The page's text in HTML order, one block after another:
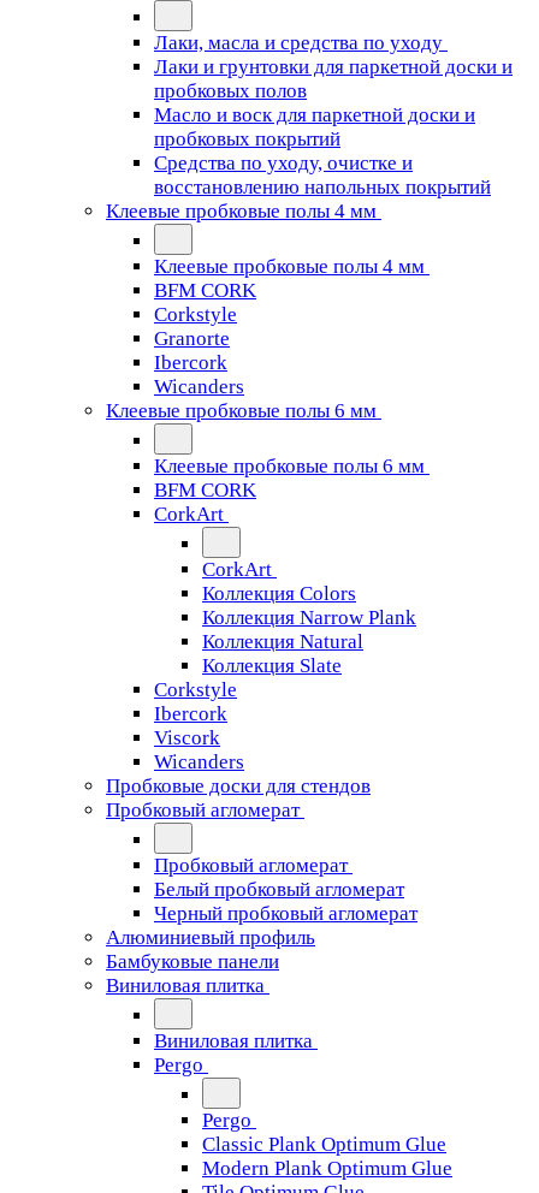
Лаки, масла и средства по уходу
Лаки и грунтовки для паркетной доски и
пробковых полов
Масло и воск для паркетной доски и
пробковых покрытий
Средства по уходу, очистке и
восстановлению напольных покрытий
Клеевые пробковые полы 4 мм
Клеевые пробковые полы 4 мм
BFM CORK
Corkstyle
Granorte
Ibercork
Wicanders
Клеевые пробковые полы 6 мм
Клеевые пробковые полы 6 мм
BFM CORK
CorkArt
CorkArt
Коллекция Colors
Коллекция Narrow Plank
Коллекция Natural
Коллекция Slate
Corkstyle
Ibercork
Viscork
Wicanders
Пробковые доски для стендов
Пробковый агломерат
Пробковый агломерат
Белый пробковый агломерат
Черный пробковый агломерат
Алюминиевый профиль
Бамбуковые панели
Виниловая плитка
Виниловая плитка
Pergo
Pergo
Classic Plank Optimum Glue
Modern Plank Optimum Glue